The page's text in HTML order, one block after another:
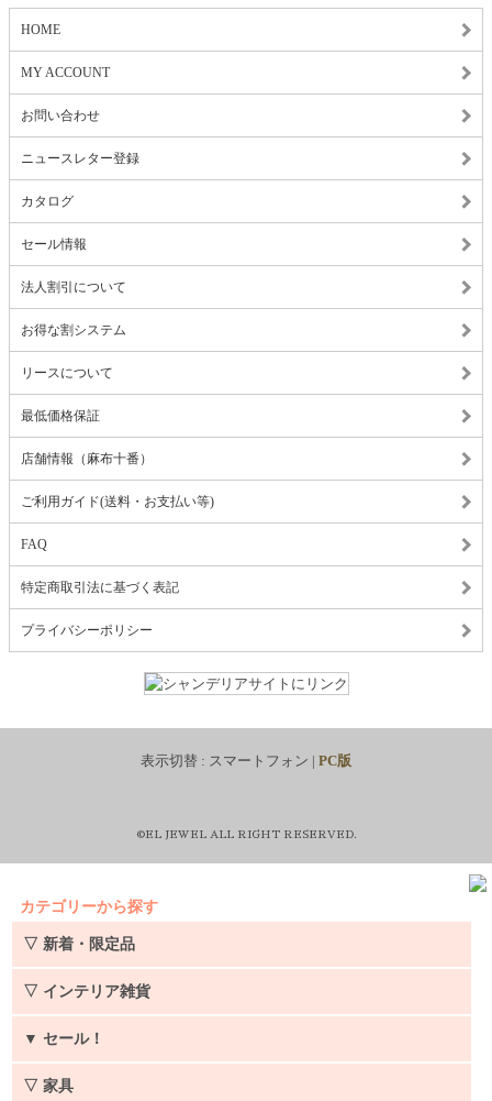
HOME
MY ACCOUNT
お問い合わせ
ニュースレター登録
カタログ
セール情報
法人割引について
お得な割システム
リースについて
最低価格保証
店舗情報（麻布十番）
ご利用ガイド(送料・お支払い等)
FAQ
特定商取引法に基づく表記
プライバシーポリシー
表示切替 : スマートフォン | PC版
©EL JEWEL ALL RIGHT RESERVED.
カテゴリーから探す
▽ 新着・限定品
▽ インテリア雑貨
▼ セール！
▽ 家具